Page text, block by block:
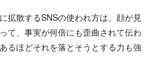
拡散するSNSの使われ方は、顔が見
て、事実が何倍にも歪曲されて伝わ
るほどそれを落とそうとする力も強